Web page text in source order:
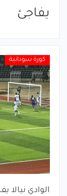
يفاجئ
كورة سودانية
الوادي